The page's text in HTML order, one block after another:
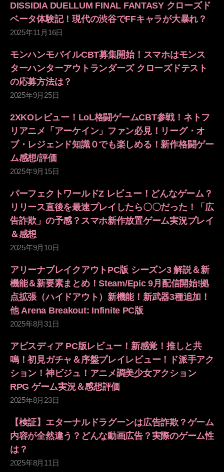
送
り
DISSIDIA DUELLUM FINAL FANTASY クローズド
ベータ体験記！現代の渋谷でFFキャラが大暴れ？
2025年11月16日
モンハンモバイルCBT募集開始！スマホはモンス
ターハンターアウトランダーズ クローズドテスト
の応募方法は？
2025年9月25日
2XKOレビュー！LoL格闘ゲームCBT参戦！ネトフ
リアニメ「アーケイン」ファン必見！リーグ・オ
ブ・レジェンド知識０でも楽しめる！新作格闘ゲー
ム感想/評価
2025年9月15日
パーフェクトワールドZ レビュー！どんなゲーム？
リリース直後を最速プレイしたら〇〇だった！「広
告詐欺」の予感？スマホ新作放置ゲーム実況プレイ
＆感想
2025年9月10日
アリーナブレイクアウトPC版 シーズン3 解説＆新
機能＆新要素まとめ！Steam/Epic 9月配信開始!拠
点拡張（ハイドアウト）新機能！新武器3種追加！
他 Arena Breakout: Infinite PC版
2025年8月31日
アビスディア PC版レビュー！新感覚！推しと共
鳴！初見ガチャ＆序盤プレイレビュー！ド派手アク
ション！神ビジュ！アニメ調美少女アクション
RPG ゲーム実況＆感想評価
2025年8月23日
【検証】エターナルドラグーンは広告詐欺？ゲーム
内容が全然違う？どんな動画広告？実際のゲーム性
は？
2025年8月11日